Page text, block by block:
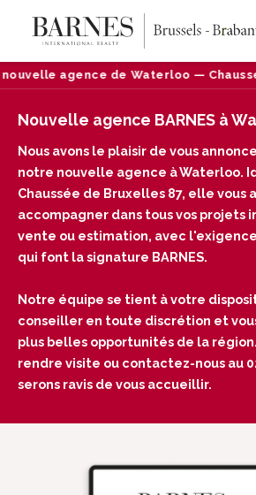
agence de Waterloo —
Nouvelle agence BARNES à
Nous avons le plaisir de vous
notre nouvelle agence à Waterloo.
Chaussée de Bruxelles 87, elle vous
accompagner dans tous vos projets
vente ou estimation, avec
qui font la signature BARNES.
Notre équipe se tient à votre
conseiller en toute discrétion et
plus belles opportunités de la région.
rendre visite ou contactez-nous au
serons ravis de vous accueillir.